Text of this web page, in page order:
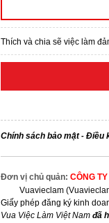
Thích và chia sẽ việc làm
Chính sách bảo mật- Điều
Đơn vị chủ quản: CÔNG
Vuavieclam (Vuavieclam
Giấy phép đăng ký kinh
Vua Việc Làm Việt Nam đã